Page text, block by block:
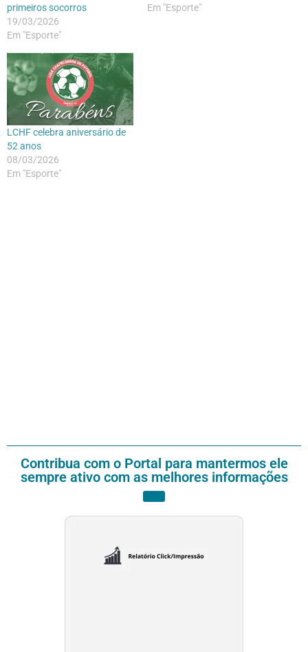
primeiros socorros
19/03/2026
Em "Esporte"
Em "Esporte"
LCHF celebra aniversário de
52 anos
08/03/2026
Em "Esporte"
Contribua com o Portal para mantermos ele
sempre ativo com as melhores informações